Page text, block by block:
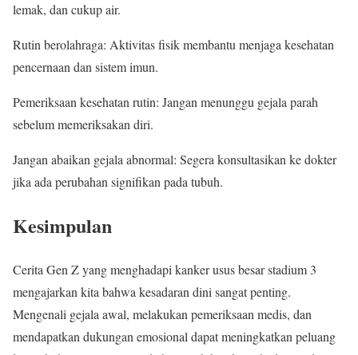
lemak, dan cukup air.
Rutin berolahraga: Aktivitas fisik membantu menjaga kesehatan
pencernaan dan sistem imun.
Pemeriksaan kesehatan rutin: Jangan menunggu gejala parah
sebelum memeriksakan diri.
Jangan abaikan gejala abnormal: Segera konsultasikan ke dokter
jika ada perubahan signifikan pada tubuh.
Kesimpulan
Cerita Gen Z yang menghadapi kanker usus besar stadium 3
mengajarkan kita bahwa kesadaran dini sangat penting.
Mengenali gejala awal, melakukan pemeriksaan medis, dan
mendapatkan dukungan emosional dapat meningkatkan peluang